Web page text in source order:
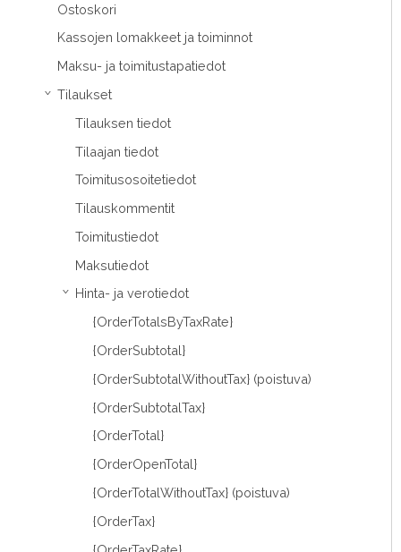
Ostoskori
Kassojen lomakkeet ja toiminnot
Maksu- ja toimitustapatiedot
› Tilaukset
Tilauksen tiedot
Tilaajan tiedot
Toimitusosoitetiedot
Tilauskommentit
Toimitustiedot
Maksutiedot
›
Hinta- ja verotiedot
{OrderTotalsByTaxRate}
{OrderSubtotal}
{OrderSubtotalWithoutTax} (poistuva)
{OrderSubtotalTax}
{OrderTotal}
{OrderOpenTotal}
{OrderTotalWithoutTax} (poistuva)
{OrderTax}